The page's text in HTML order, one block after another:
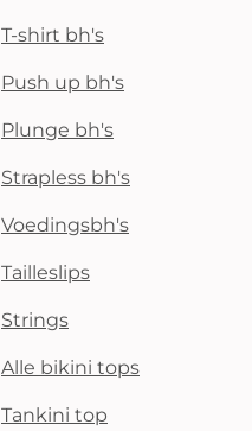
T-shirt bh's
Push up bh's
Plunge bh's
Strapless bh's
Voedingsbh's
Tailleslips
Strings
Alle bikini tops
Tankini top